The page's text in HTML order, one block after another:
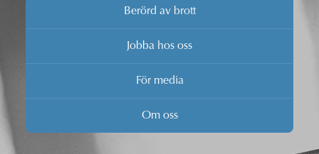
Berörd av brott
Jobba hos oss
För media
Om oss